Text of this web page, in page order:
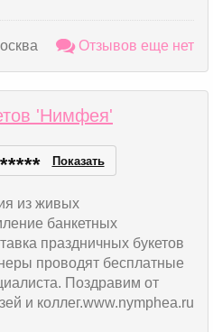
Отзывов еще нет
'Нимфея'
**** Показать
из живых
банкетных
праздничных букетов
проводят бесплатные
Поздравим от
и коллег.www.nymphea.ru